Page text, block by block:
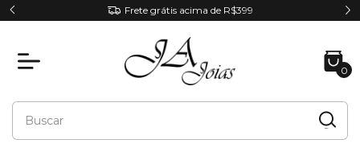
Frete grátis acima de R$399
0